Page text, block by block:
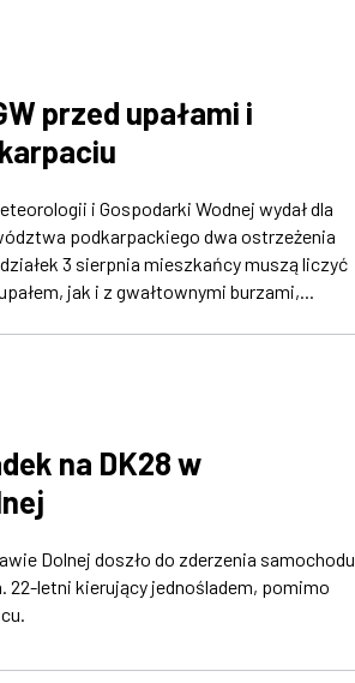
przed upałami i
i Gospodarki Wodnej wydał dla
podkarpackiego dwa ostrzeżenia
3 sierpnia mieszkańcy muszą liczyć
jak i z gwałtownymi burzami,...
na DK28 w
Dolnej doszło do zderzenia samochodu
letni kierujący jednośladem, pomimo